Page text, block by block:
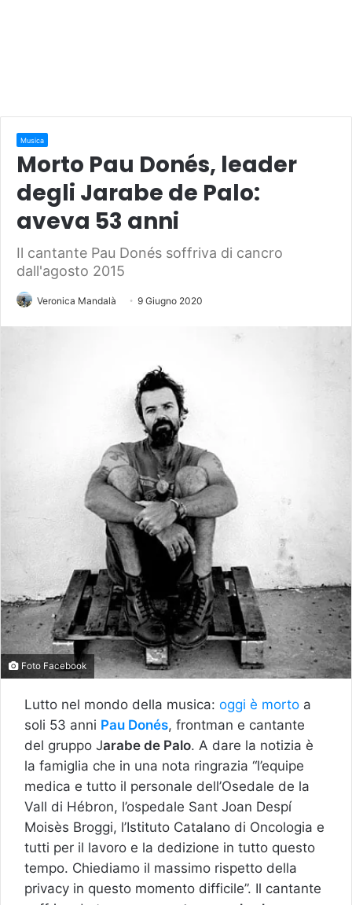
Musica
Morto Pau Donés, leader
degli Jarabe de Palo:
aveva 53 anni
Il cantante Pau Donés soffriva di cancro
dall'agosto 2015
Veronica Mandalà 9 Giugno 2020
Foto Facebook
Lutto nel mondo della musica: oggi è morto a
soli 53 anni Pau Donés, frontman e cantante
del gruppo Jarabe de Palo. A dare la notizia è
la famiglia che in una nota ringrazia “l’equipe
medica e tutto il personale dell’Osedale de la
Vall di Hébron, l’ospedale Sant Joan Despí
Moisès Broggi, l’Istituto Catalano di Oncologia e
tutti per il lavoro e la dedizione in tutto questo
tempo. Chiediamo il massimo rispetto della
privacy in questo momento difficile”. Il cantante